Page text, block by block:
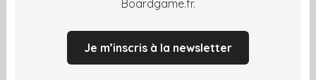
Boardgame.fr.
Je m’inscris à la newsletter